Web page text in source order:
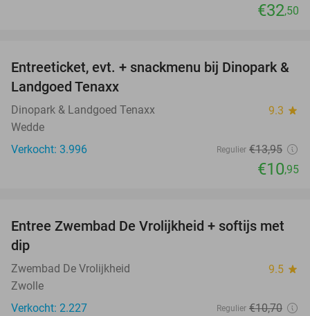
€32,50
22%
Entreeticket, evt. + snackmenu bij Dinopark &
Landgoed Tenaxx
Dinopark & Landgoed Tenaxx 9.3 star
Wedde
Verkocht: 3.996
Regulier €13,95
€10,95
44%
Entree Zwembad De Vrolijkheid + softijs met
dip
Zwembad De Vrolijkheid 9.5 star
Zwolle
Verkocht: 2.227
Regulier €10,70